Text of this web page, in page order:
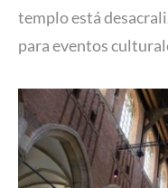
templo está
para eventos